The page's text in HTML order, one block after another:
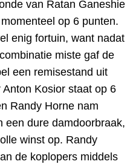
van Ratan Ganeshie
op 6 punten.
enig fortuin, want nadat
miste gaf de
een remisestand uit
Kosior staat op 6
Randy Horne nam
een dure damdoorbraak,
winst op. Randy
de koplopers middels